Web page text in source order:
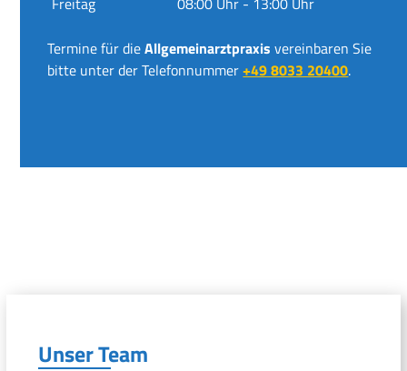
Termine für dieAllgemeinarztpraxis vereinbaren Sie
bitte unter der Telefonnummer+49 8033 20400.
Unser Team